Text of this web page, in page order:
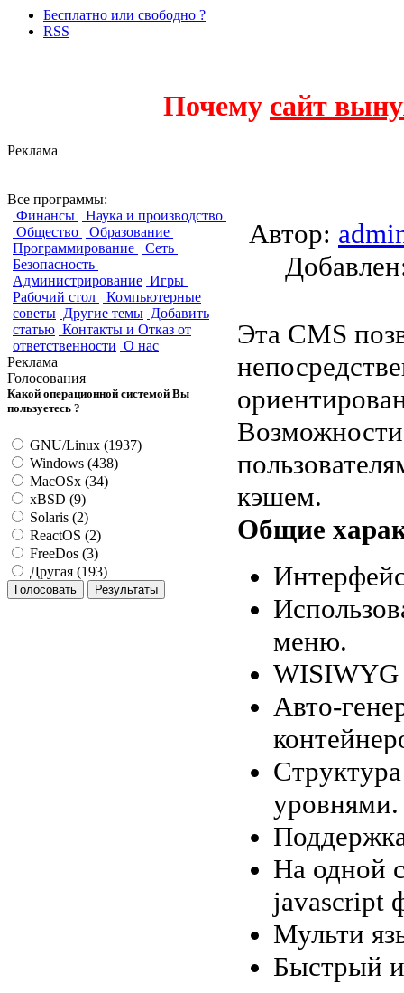
Бесплатно или свободно ?
RSS
Почему сайт
Реклама
Все программы:
Финансы
Наука и производство
Общество
Образование
Программирование
Сеть
Безопасность
Администрирование Игры
Рабочий стол
Компьютерные
советы Другие темы Добавить
статью Контакты и Отказ от
ответственности О нас
Реклама
Голосования
Какой операционной системой Вы
пользуетесь ?
GNU/Linux (1937)
Windows (438)
MacOSx (34)
xBSD (9)
Solaris (2)
ReactOS (2)
FreeDos (3)
Другая (193)
Автор:
Эта CMS
кэшем.
Общие
меню.
WISIWYG
Авто-
уровнями.
На одной
javascript
Мульти
Быстрый